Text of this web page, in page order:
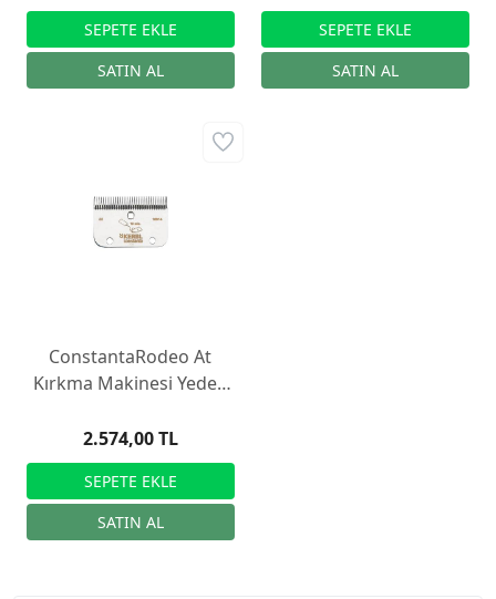
ConstantaRodeo At
Kırkma Makinesi Yedek
2.574,00 TL